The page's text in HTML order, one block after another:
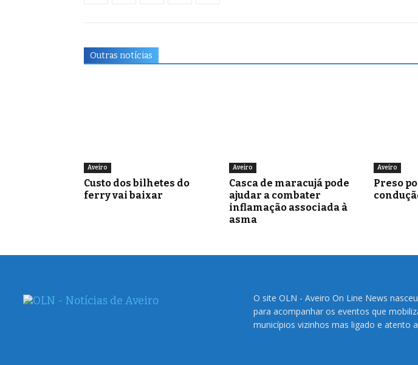
Outras notícias
Aveiro
Custo dos bilhetes do
ferry vai baixar
Aveiro
Casca de maracujá pode
ajudar a combater
inflamação associada à
asma
Aveiro
Preso
O site OLN - Aveiro On Line News
para acompanhar os eventos que
municípios vizinhos mas ligado e atento